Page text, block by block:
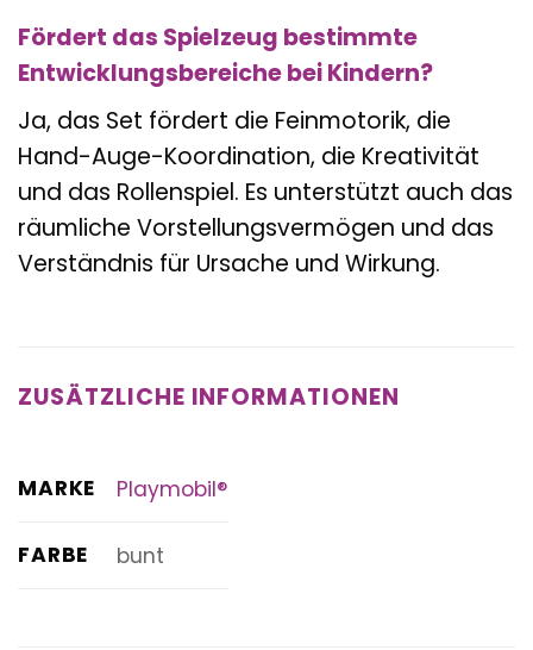
Fördert das Spielzeug bestimmte
Entwicklungsbereiche bei Kindern?
Ja, das Set fördert die Feinmotorik, die
Hand-Auge-Koordination, die Kreativität
und das Rollenspiel. Es unterstützt auch das
räumliche Vorstellungsvermögen und das
Verständnis für Ursache und Wirkung.
ZUSÄTZLICHE INFORMATIONEN
MARKE Playmobil®
FARBE bunt